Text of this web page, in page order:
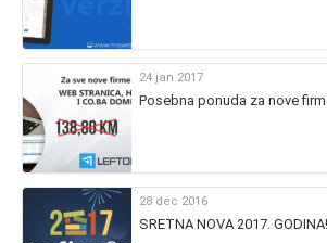
24 jan 2017
Posebna ponuda za nove
28 dec 2016
SRETNA NOVA 2017. GODINA!